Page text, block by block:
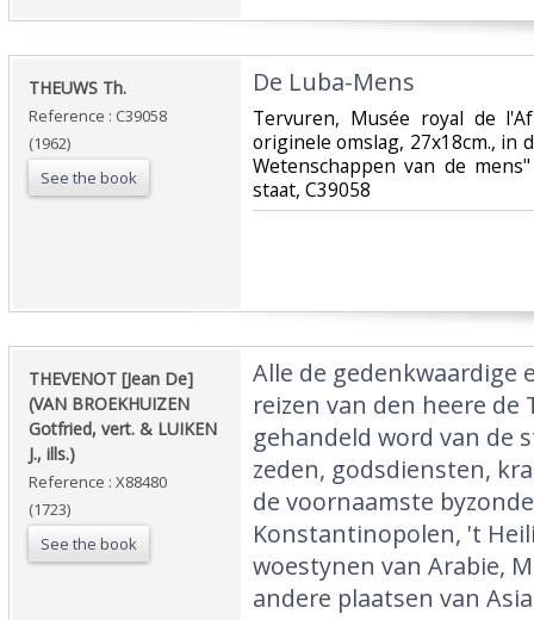
‎THEUWS Th.‎
Reference : C39058
(1962)
See the book
‎De Luba-Mens‎
‎Tervuren, Musée royal de
originele omslag, 27x18cm., in
Wetenschappen van de
staat, C39058‎
‎THEVENOT [Jean De]
(VAN BROEKHUIZEN
Gotfried, vert. & LUIKEN
J., ills.)‎
Reference : X88480
(1723)
See the book
‎Alle de gedenkwaardige
reizen van den heere de
gehandeld word van de
zeden, godsdiensten,
de voornaamste
Konstantinopolen, 't
woestynen van Arabie,
andere plaatsen van